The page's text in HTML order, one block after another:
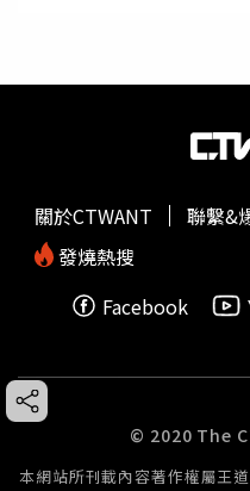
關於CTWANT 聯繫&
發燒熱搜
Facebook
© 2020 The
本網站所刊載內容著作權屬王